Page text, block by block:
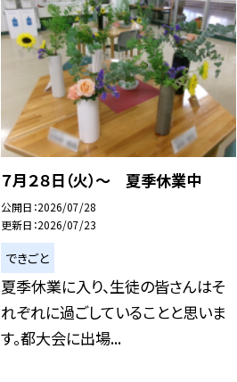
７月２８日（火）～ 夏季休業中
公開日 2026/07/28
更新日 2026/07/23
できごと
夏季休業に入り、生徒の皆さんはそ
れぞれに過ごしていることと思いま
す。都大会に出場...